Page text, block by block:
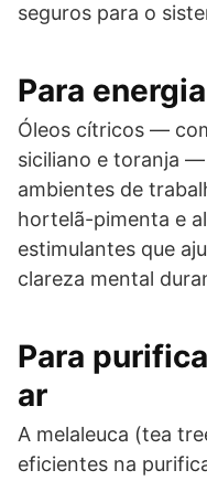
seguros para o
Para
Óleos cítricos —
siciliano e toranja
ambientes de
hortelã-pimenta e
estimulantes que
clareza mental
Para
ar
A melaleuca (tea
eficientes na